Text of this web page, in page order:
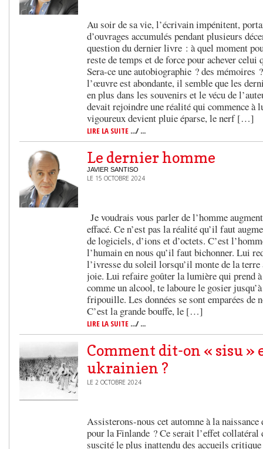
Au soir de sa vie, l’écrivain impénitent,
d’ouvrages accumulés pendant plusieurs
question du dernier livre : à quel moment
reste de temps et de force pour achever
Sera-ce une autobiographie ? des mémoires
l’œuvre est abondante, il semble que les
en plus dans les souvenirs et le vécu de
devait rejoindre une réalité qui commence à
vigoureux devient pluie éparse, le nerf […]
LIRE LA SUITE .../ ...
Le dernier homme
JAVIER SANTISO
LE 15 OCTOBRE 2024
Je voudrais vous parler de l’homme
effacé. Ce n’est pas la réalité qu’il faut
de logiciels, d’ions et d’octets. C’est
l’humain en nous qu’il faut bichonner. Lui
l’ivresse du soleil lorsqu’il monte de la
joie. Lui refaire goûter la lumière qui prend
comme un alcool, te laboure le gosier
fripouille. Les données se sont emparées de
C’est la grande bouffe, le […]
LIRE LA SUITE .../ ...
Comment dit-on « sisu »
ukrainien ?
LE 2 OCTOBRE 2024
Assisterons-nous cet automne à la naissance
pour la Finlande ? Ce serait l’effet collatéral
suscité le plus inattendu des accueils